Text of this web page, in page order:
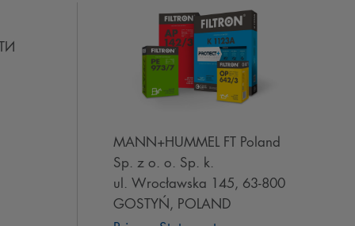
MANN+HUMMEL FT Poland
Sp. z o. o. Sp. k.
ul. Wrocławska 145, 63-800
GOSTYŃ, POLAND